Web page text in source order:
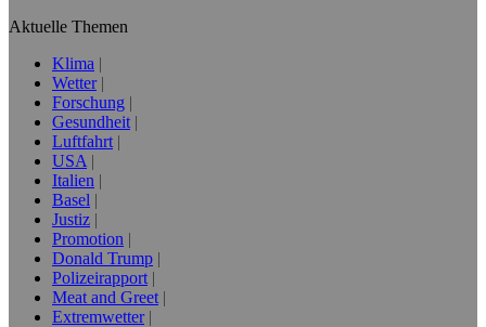
Aktuelle Themen
Klima
Wetter
Forschung
Gesundheit
Luftfahrt
USA
Italien
Basel
Justiz
Promotion
Donald Trump
Polizeirapport
Meat and Greet
Extremwetter